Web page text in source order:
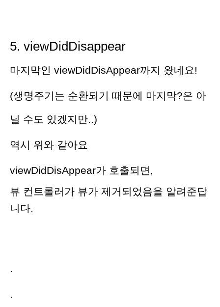
5. viewDidDisappear
마지막인 viewDidDisAppear까지 왔네요!
(생명주기는 순환되기 때문에 마지막?은 아
닐 수도 있겠지만..)
역시 위와 같아요
viewDidDisAppear가 호출되면,
뷰 컨트롤러가 뷰가 제거되었음을 알려준답
니다.